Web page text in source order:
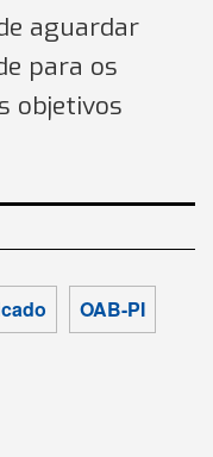
aguardar
para os
objetivos
OAB-PI